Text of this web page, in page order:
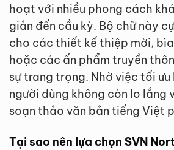
hoạt với nhiều phong cách
giản đến cầu kỳ. Bộ chữ này
cho các thiết kế thiệp mời,
hoặc các ấn phẩm truyền
sự trang trọng. Nhờ việc tối
người dùng không còn lo lắng
soạn thảo văn bản tiếng Việt
Tại sao nên lựa chọn SVN